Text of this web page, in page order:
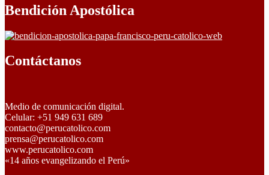
Bendición Apostólica
Contáctanos
Medio de comunicación digital.
Celular: +51 949 631 689
contacto@perucatolico.com
prensa@perucatolico.com
www.perucatolico.com
«14 años evangelizando el Perú»